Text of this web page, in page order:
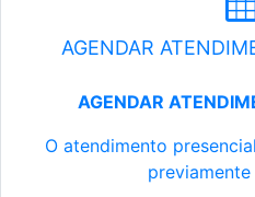
AGENDAR
AGENDAR
O atendimento